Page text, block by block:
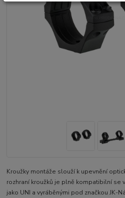
Kroužky montáže slouží k upevnění
rozhraní kroužků je plně kompatibilní se
jako UNI a vyráběnými pod značkou JK-